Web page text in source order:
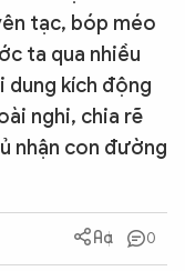
tạc, bóp méo
ta qua nhiều
dung kích động
nghi, chia rẽ
nhận con đường
0